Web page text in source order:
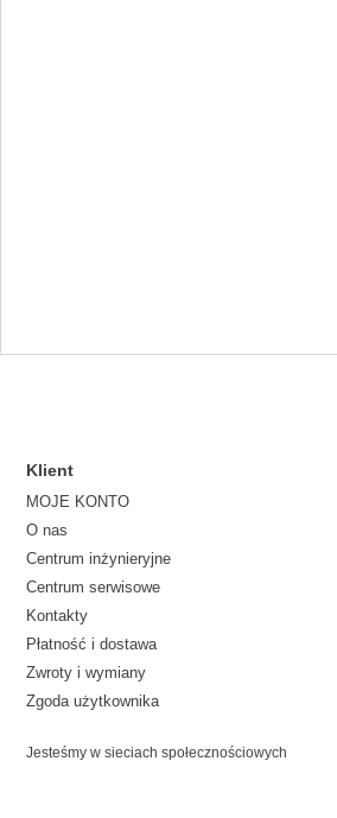
Klient
MOJE KONTO
O nas
Centrum inżynieryjne
Centrum serwisowe
Kontakty
Płatność i dostawa
Zwroty i wymiany
Zgoda użytkownika
Jesteśmy w sieciach społecznościowych